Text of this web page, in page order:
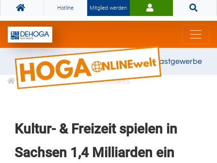
Hotline Mitglied werden
Gemeinsam stark für das Gastgewerbe
Informationen Branchen News
Kultur- & Freizeit spielen in
Sachsen 1,4 Milliarden ein